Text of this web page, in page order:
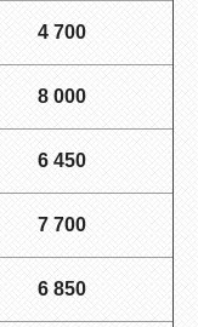
4 700
8 000
6 450
7 700
6 850